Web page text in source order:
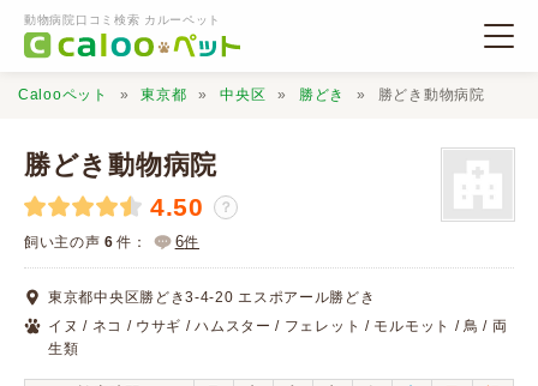
動物病院口コミ検索 カルーペット
動物病院検索
口コミ検索
Calooペット 東京都 中央区 勝どき 勝どき動物病院
勝どき動物病院
4.50 ？
飼い主の声 6 件： 6件
東京都中央区勝どき3-4-20 エスポアール勝どき
イヌ / ネコ / ウサギ / ハムスター / フェレット / モルモット / 鳥 / 両
生類